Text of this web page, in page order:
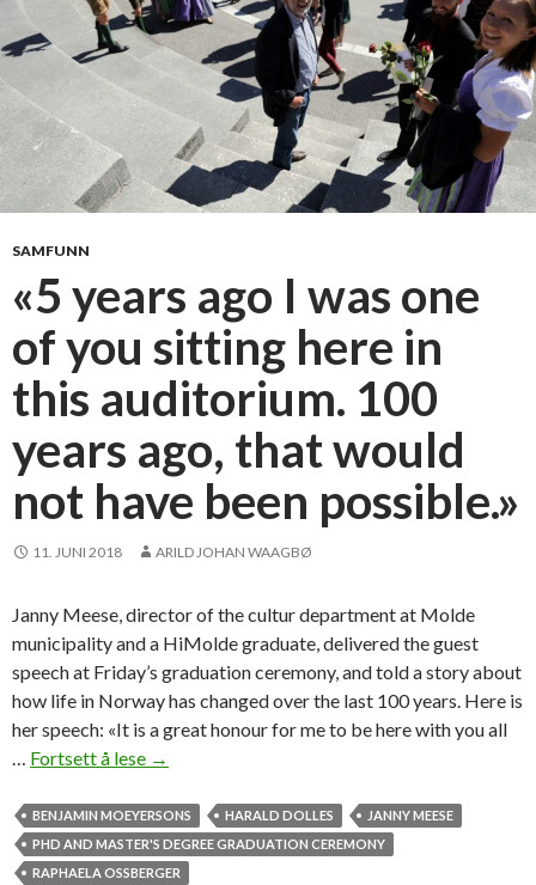
i
o
p
p
v
o
m
h
å
d
l
s
p
i
l
l
r
e
SAMFUNN
«5 years ago I was one
of you sitting here in
this auditorium. 100
years ago, that would
not have been possible.»
11. JUNI 2018 ARILD JOHAN WAAGBØ
Janny Meese, director of the cultur department at Molde
municipality and a HiMolde graduate, delivered the guest
speech at Friday’s graduation ceremony, and told a story about
how life in Norway has changed over the last 100 years. Here is
her speech: «It is a great honour for me to be here with you all
… Fortsett å lese «
y
e
a
→
BENJAMIN MOEYERSONS HARALD DOLLES
JANNY MEESE
PHD AND MASTER'S DEGREE GRADUATION CEREMONY
RAPHAELA OSSBERGER